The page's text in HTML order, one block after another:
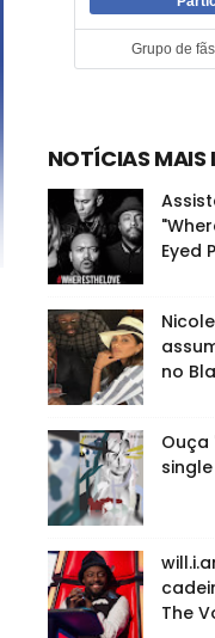
Grupo de
NOTÍCIAS MAIS
Eyed
no
Ouça
The